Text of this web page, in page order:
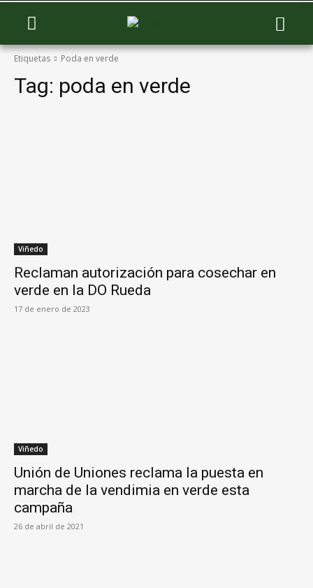
Etiquetas Poda en verde
Tag: poda en verde
Viñedo
Reclaman autorización para cosechar en
verde en la DO Rueda
17 de enero de 2023
Viñedo
Unión de Uniones reclama la puesta en
marcha de la vendimia en verde esta
campaña
26 de abril de 2021